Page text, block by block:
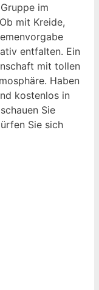
im
mit Kreide,
entfalten. Ein
mit tollen
Haben
kostenlos in
Sie
Sie sich